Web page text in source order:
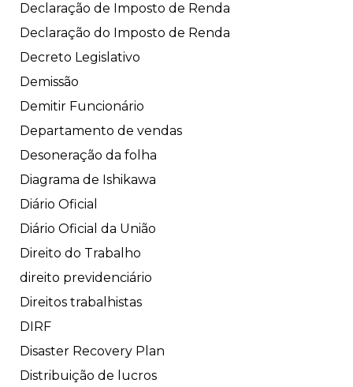
Declaração de Imposto de Renda
Declaração do Imposto de Renda
Decreto Legislativo
Demissão
Demitir Funcionário
Departamento de vendas
Desoneração da folha
Diagrama de Ishikawa
Diário Oficial
Diário Oficial da União
Direito do Trabalho
direito previdenciário
Direitos trabalhistas
DIRF
Disaster Recovery Plan
Distribuição de lucros